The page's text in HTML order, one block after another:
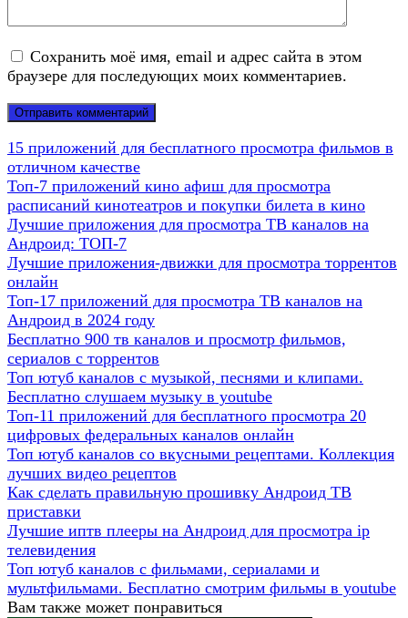
Сохранить моё имя, email и адрес сайта в этом
браузере для последующих моих комментариев.
15 приложений для бесплатного просмотра фильмов в
отличном качестве
Топ-7 приложений кино афиш для просмотра
расписаний кинотеатров и покупки билета в кино
Лучшие приложения для просмотра ТВ каналов на
Андроид: ТОП-7
Лучшие приложения-движки для просмотра торрентов
онлайн
Топ-17 приложений для просмотра ТВ каналов на
Андроид в 2024 году
Бесплатно 900 тв каналов и просмотр фильмов,
сериалов с торрентов
Топ ютуб каналов с музыкой, песнями и клипами.
Бесплатно слушаем музыку в youtube
Топ-11 приложений для бесплатного просмотра 20
цифровых федеральных каналов онлайн
Топ ютуб каналов со вкусными рецептами. Коллекция
лучших видео рецептов
Как сделать правильную прошивку Андроид ТВ
приставки
Лучшие иптв плееры на Андроид для просмотра ip
телевидения
Топ ютуб каналов с фильмами, сериалами и
мультфильмами. Бесплатно смотрим фильмы в youtube
Вам также может понравиться